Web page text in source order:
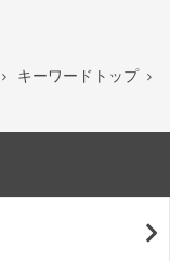
 キーワードトップ 